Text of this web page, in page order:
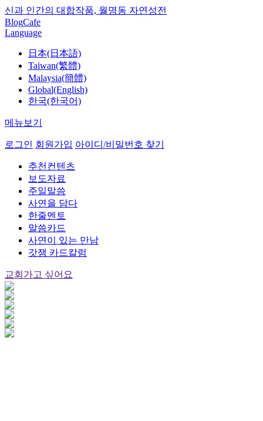
신과 인간의 대합작품, 월명동 자연성전
BlogCafe
Language
日本(日本語)
Taiwan(繁體)
Malaysia(簡體)
Global(English)
한국(한국어)
메뉴보기
로그인 회원가입 아이디/비밀번호 찾기
추천컨텐츠
보도자료
주일말씀
사연을 담다
한줄멘토
말씀카드
사연이 있는 만남
갓잼 카드칼럼
교회가고 싶어요